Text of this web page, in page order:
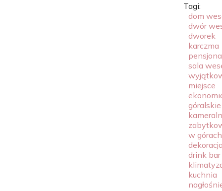
Tagi:
dom
dwór
dworek
karczma
sala
miejsce
góralskie
w górach
drink bar
kuchnia